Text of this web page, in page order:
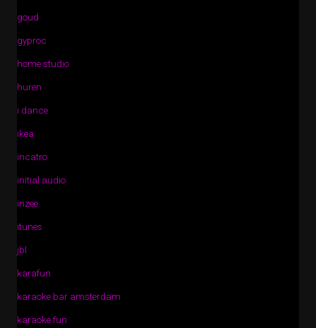
goud
gyproc
home studio
huren
i dance
ikea
incatro
initial audio
inzee
itunes
jbl
karafun
karaoke bar amsterdam
karaoke fun